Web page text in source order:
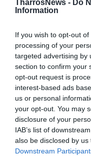
TharrosNews - Do
Information
If you wish to opt-out
processing of your
targeted advertising by
section to confirm your
opt-out request is
interest-based ads
us or personal
your opt-out. You may
disclosure of your
IAB’s list of
also be disclosed by
Downstream
ΕΚΤΑΚΤΗ ΕΝΙΣΧΥΣΗ
Facebook